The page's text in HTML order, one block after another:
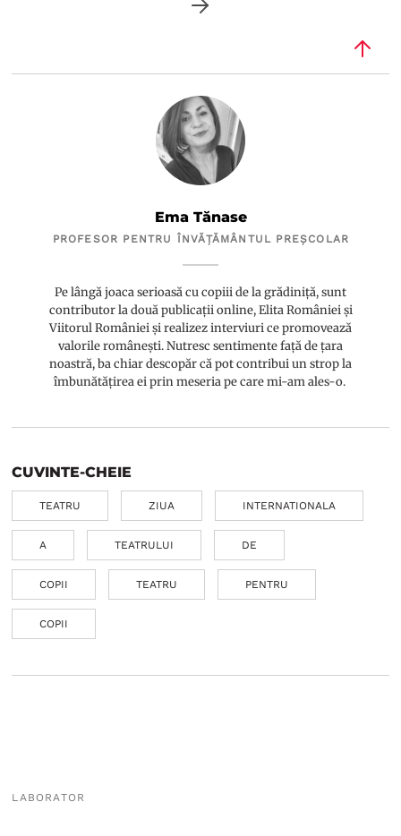
Ema Tănase
PROFESOR PENTRU ÎNVĂȚĂMÂNTUL PREȘCOLAR
Pe lângă joaca serioasă cu copiii de la grădiniță, sunt
contributor la două publicații online, Elita României și
Viitorul României și realizez interviuri ce promovează
valorile românești. Nutresc sentimente față de țara
noastră, ba chiar descopăr că pot contribui un strop la
îmbunătățirea ei prin meseria pe care mi-am ales-o.
CUVINTE-CHEIE
TEATRU ZIUA INTERNATIONALA
A TEATRULUI DE
COPII TEATRU PENTRU
COPII
LABORATOR